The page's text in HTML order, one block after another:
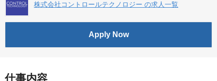
株式会社コントロールテクノロジー の求人一覧
Apply Now
仕事内容